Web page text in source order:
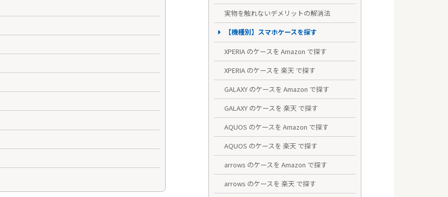
実物を触れないデメリットの解消法
【機種別】スマホケースを探す
XPERIA のケースを Amazon で探す
XPERIA のケースを 楽天 で探す
GALAXY のケースを Amazon で探す
GALAXY のケースを 楽天 で探す
AQUOS のケースを Amazon で探す
AQUOS のケースを 楽天 で探す
arrows のケースを Amazon で探す
arrows のケースを 楽天 で探す